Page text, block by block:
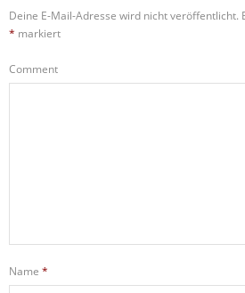
Deine E-Mail-Adresse wird nicht veröffentlicht.
* markiert
Comment
Name *